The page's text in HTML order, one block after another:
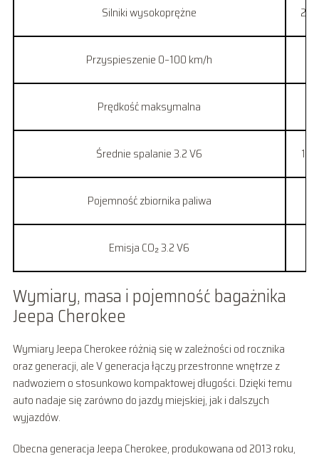
Silniki wysokoprężne 2.0
Przyspieszenie 0–100 km/h
Prędkość maksymalna
Średnie spalanie 3.2 V6
Pojemność zbiornika paliwa
Emisja CO₂ 3.2 V6
Wymiary, masa i pojemność bagażnika
Jeepa Cherokee
Wymiary Jeepa Cherokee różnią się w zależności od rocznika
oraz generacji, ale V generacja łączy przestronne wnętrze z
nadwoziem o stosunkowo kompaktowej długości. Dzięki temu
auto nadaje się zarówno do jazdy miejskiej, jak i dalszych
wyjazdów.
Obecna generacja Jeepa Cherokee, produkowana od 2013 roku,